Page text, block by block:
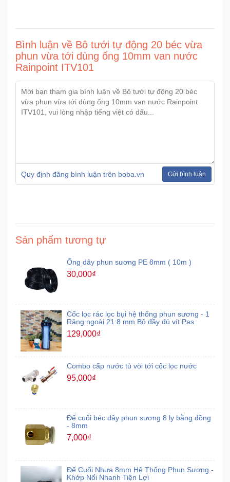
Bình luận về Bô tưới tự động 20 béc vừa
phun vừa tới dùng ống 10mm van nước
Rainpoint ITV101
Quy định đăng bình luận trên boba.vn Gửi bình luận
Sản phẩm tương tự
Ống dây phun sương PE 8mm ( 10m )
30,000₫
Cốc lọc rác lọc bụi hệ thống phun sương - 1
Răng ngoài 21:8 mm Bộ đầy đủ vít Pas
129,000₫
Combo cấp nước tù vòi tới cốc lọc nước
95,000₫
Đế cuối béc dây phun sương 8 ly bằng đồng
- 8mm
7,000₫
Đế Cuối Nhựa 8mm Hệ Thống Phun Sương -
Khớp Nối Nhanh Tiện Lợi